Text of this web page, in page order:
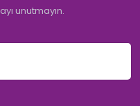
unutmayın.